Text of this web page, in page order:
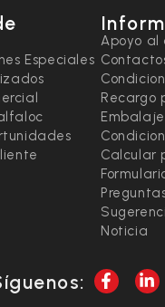
Especiales
Apoyo al
Recargo
Embalaje
Calcular
Noticia